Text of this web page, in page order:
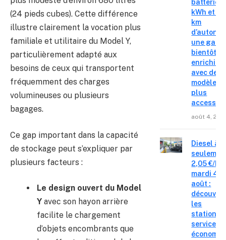
(24 pieds cubes). Cette différence
illustre clairement la vocation plus
familiale et utilitaire du Model Y,
particulièrement adapté aux
besoins de ceux qui transportent
fréquemment des charges
volumineuses ou plusieurs
bagages.
Ce gap important dans la capacité
de stockage peut s’expliquer par
plusieurs facteurs :
Le design ouvert du Model
Y avec son hayon arrière
facilite le chargement
d’objets encombrants que
batterie
kWh et
km
une
bientôt
enrichie
avec des
modèles
plus
août 4,
Diesel à
2,05 €/L
mardi 4
août :
les
stations-
service où